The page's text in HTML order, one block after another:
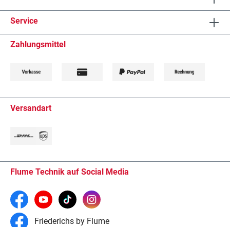
Service
Zahlungsmittel
Versandart
Flume Technik auf Social Media
Friederichs by Flume